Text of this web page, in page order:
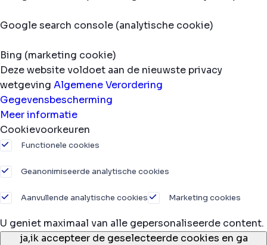
Google search console (analytische cookie)
Bing (marketing cookie)
Deze website voldoet aan de nieuwste privacy
wetgeving Algemene Verordering
Gegevensbescherming
Meer informatie
Cookievoorkeuren
Functionele cookies
Geanonimiseerde analytische cookies
Aanvullende analytische cookies Marketing cookies
U geniet maximaal van alle gepersonaliseerde content.
ja,ik accepteer de geselecteerde cookies en ga